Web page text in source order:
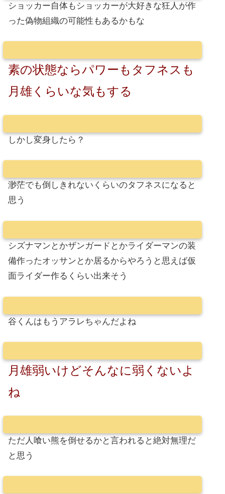
ショッカー自体もショッカーが大好きな狂人が作
った偽物組織の可能性もあるかもな
素の状態ならパワーもタフネスも
月雄くらいな気もする
しかし変身したら？
渺茫でも倒しきれないくらいのタフネスになると
思う
シズナマンとかザンガードとかライダーマンの装
備作ったオッサンとか居るからやろうと思えば仮
面ライダー作るくらい出来そう
谷くんはもうアラレちゃんだよね
月雄弱いけどそんなに弱くないよ
ね
ただ人喰い熊を倒せるかと言われると絶対無理だ
と思う